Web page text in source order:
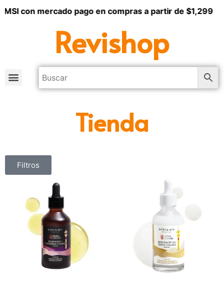
con mercado pago en compras a partir de $1,299
Revishop
Tienda
Filtros